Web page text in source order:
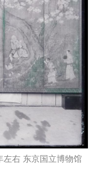
右 东京国立博物馆